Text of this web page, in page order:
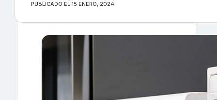
PUBLICADO EL 15 ENERO, 2024